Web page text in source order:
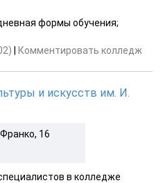
формы обучения;
Комментировать колледж
и искусств им. И.
16
в колледже